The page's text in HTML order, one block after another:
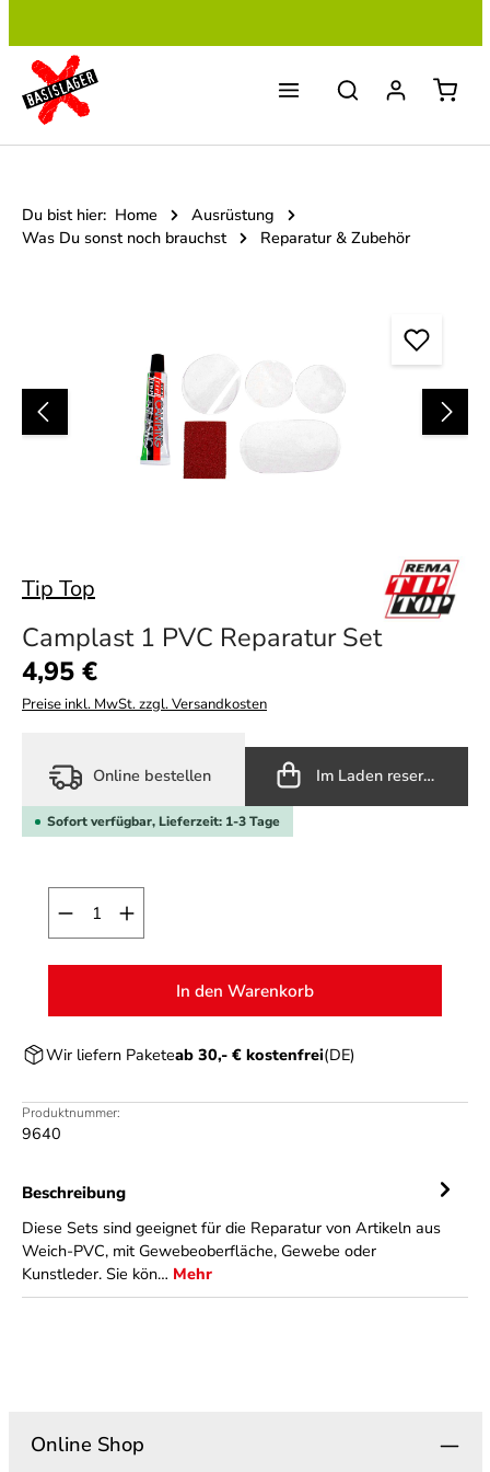
Du bist hier: Home
Ausrüstung
Was Du sonst noch brauchst
Reparatur & Zubehör
Tip Top
Camplast 1 PVC Reparatur Set
Regulärer Preis:
4,95 €
Preise inkl. MwSt. zzgl. Versandkosten
Online bestellen Im Laden reservieren
Sofort verfügbar, Lieferzeit: 1-3 Tage
Produkt Anzahl: Gib den gewünschten Wert
In den Warenkorb
Wir liefern Paketeab 30,- € kostenfrei(DE)
Produktnummer:
9640
Beschreibung
Diese Sets sind geeignet für die Reparatur von Artikeln aus
Weich-PVC, mit Gewebeoberfläche, Gewebe oder
Kunstleder. Sie kön… Mehr
Online Shop